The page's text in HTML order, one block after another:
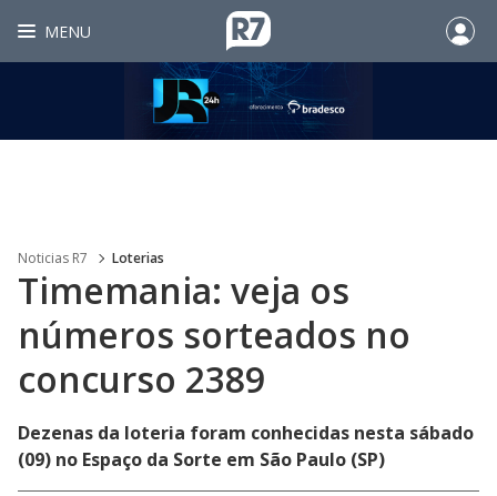
MENU
Noticias R7 Loterias
Timemania: veja os
números sorteados no
concurso 2389
Dezenas da loteria foram conhecidas nesta sábado
(09) no Espaço da Sorte em São Paulo (SP)